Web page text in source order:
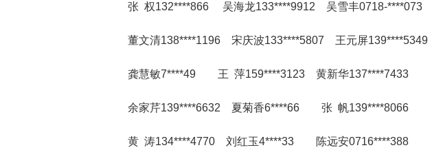
张 权132****866 吴海龙133****9912 吴雪丰0718-****073
董文清138****1196 宋庆波133****5807 王元屏139****5349
龚慧敏7****49 王 萍159****3123 黄新华137****7433
余家芹139****6632 夏菊香6****66 张 帆139****8066
黄 涛134****4770 刘红玉4****33 陈远安0716****388